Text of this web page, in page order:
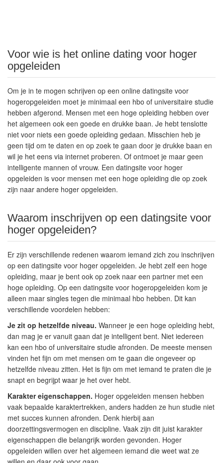
Voor wie is het online dating voor hoger
opgeleiden
Om je in te mogen schrijven op een online datingsite voor
hogeropgeleiden moet je minimaal een hbo of universitaire studie
hebben afgerond. Mensen met een hoge opleiding hebben over
het algemeen ook een goede en drukke baan. Je hebt tenslotte
niet voor niets een goede opleiding gedaan. Misschien heb je
geen tijd om te daten en op zoek te gaan door je drukke baan en
wil je het eens via internet proberen. Of ontmoet je maar geen
intelligente mannen of vrouw. Een datingsite voor hoger
opgeleiden is voor mensen met een hoge opleiding die op zoek
zijn naar andere hoger opgeleiden.
Waarom inschrijven op een datingsite voor
hoger opgeleiden?
Er zijn verschillende redenen waarom iemand zich zou inschrijven
op een datingsite voor hoger opgeleiden. Je hebt zelf een hoge
opleiding, maar je bent ook op zoek naar een partner met een
hoge opleiding. Op een datingsite voor hogeropgeleiden kom je
alleen maar singles tegen die minimaal hbo hebben. Dit kan
verschillende voordelen hebben:
Je zit op hetzelfde niveau. Wanneer je een hoge opleiding hebt,
dan mag je er vanuit gaan dat je intelligent bent. Niet iedereen
kan een hbo of universitaire studie afronden. De meeste mensen
vinden het fijn om met mensen om te gaan die ongeveer op
hetzelfde niveau zitten. Het is fijn om met iemand te praten die je
snapt en begrijpt waar je het over hebt.
Karakter eigenschappen. Hoger opgeleiden mensen hebben
vaak bepaalde karaktertrekken, anders hadden ze hun studie niet
met succes kunnen afronden. Denk hierbij aan
doorzettingsvermogen en discipline. Vaak zijn dit juist karakter
eigenschappen die belangrijk worden gevonden. Hoger
opgeleiden willen over het algemeen iemand die weet wat ze